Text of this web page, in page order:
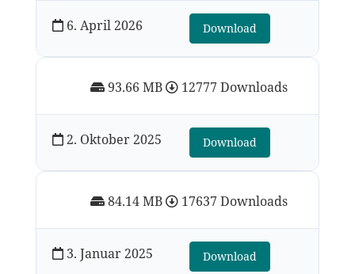
6. April 2026 Download
93.66 MB 12777 Downloads
2. Oktober 2025 Download
84.14 MB 17637 Downloads
3. Januar 2025 Download